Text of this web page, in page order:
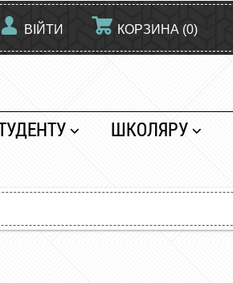
ВІЙТИ КОРЗИНА (0)
ШКОЛЯРУ